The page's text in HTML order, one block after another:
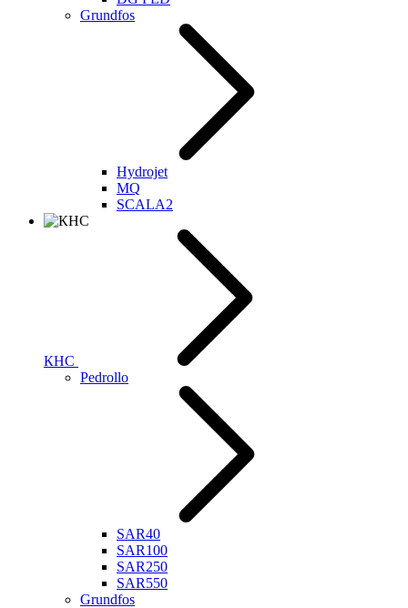
Grundfos
Hydrojet
MQ
SCALA2
КНС
Pedrollo
SAR40
SAR100
SAR250
SAR550
Grundfos